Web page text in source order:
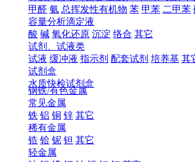
甲醛 氨 总挥发性有机物 苯 甲苯 二甲苯
容量分析滴定液
酸 碱 氧化还原 沉淀 络合 其它
试剂、试液类
试液 缓冲液 指示剂 配套试剂 培养基 其
试剂盒
水质快检试剂盒
钢铁/有色金属
常见金属
铁 铝 铜 锌 其它
稀有金属
锆 铪 铌 钽 其它
轻金属